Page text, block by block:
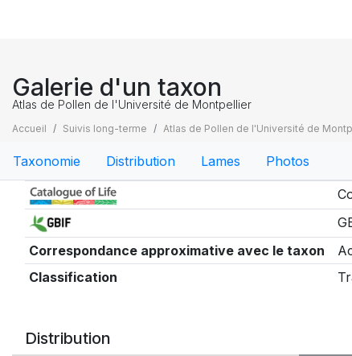
Galerie d'un taxon
Atlas de Pollen de l'Université de Montpellier
Accueil Suivis long-terme Atlas de Pollen de l'Université de
Taxonomie Distribution Lames Photos
Taxonomie
Correspondance approximative avec le taxon
Classification
Distribution